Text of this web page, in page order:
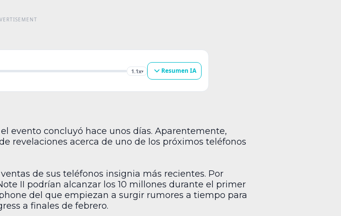
1.1x▾ Resumen IA
evento concluyó hace unos días. Aparentemente,
revelaciones acerca de uno de los próximos teléfonos
de sus teléfonos insignia más recientes. Por
II podrían alcanzar los 10 millones durante el primer
del que empiezan a surgir rumores a tiempo para
a finales de febrero.